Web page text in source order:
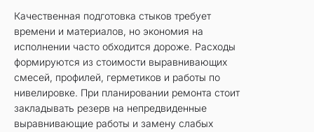
Качественная подготовка стыков требует
времени и материалов, но экономия на
исполнении часто обходится дороже. Расходы
формируются из стоимости выравнивающих
смесей, профилей, герметиков и работы по
нивелировке. При планировании ремонта стоит
закладывать резерв на непредвиденные
выравнивающие работы и замену слабых